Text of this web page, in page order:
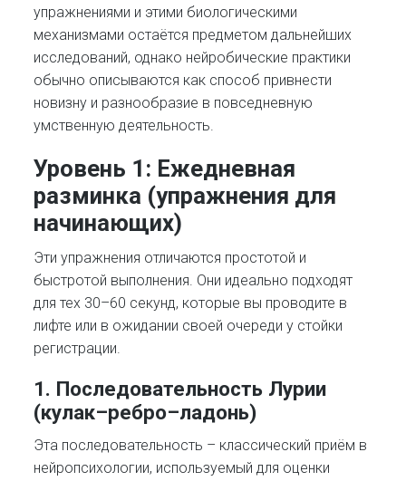
упражнениями и этими биологическими
механизмами остаётся предметом дальнейших
исследований, однако нейробические практики
обычно описываются как способ привнести
новизну и разнообразие в повседневную
умственную деятельность.
Уровень 1: Ежедневная
разминка (упражнения для
начинающих)
Эти упражнения отличаются простотой и
быстротой выполнения. Они идеально подходят
для тех 30–60 секунд, которые вы проводите в
лифте или в ожидании своей очереди у стойки
регистрации.
1. Последовательность Лурии
(кулак–ребро–ладонь)
Эта последовательность – классический приём в
нейропсихологии, используемый для оценки